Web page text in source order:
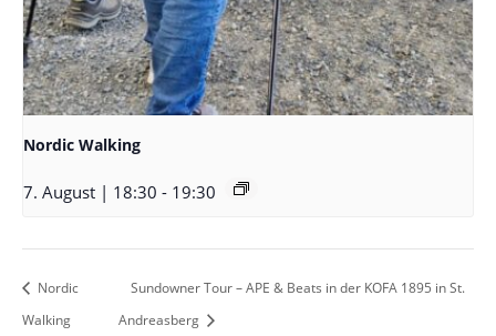
Nordic Walking
7. August | 18:30 - 19:30
Nordic
Walking
Sundowner Tour – APE & Beats in der KOFA 1895 in St.
Andreasberg